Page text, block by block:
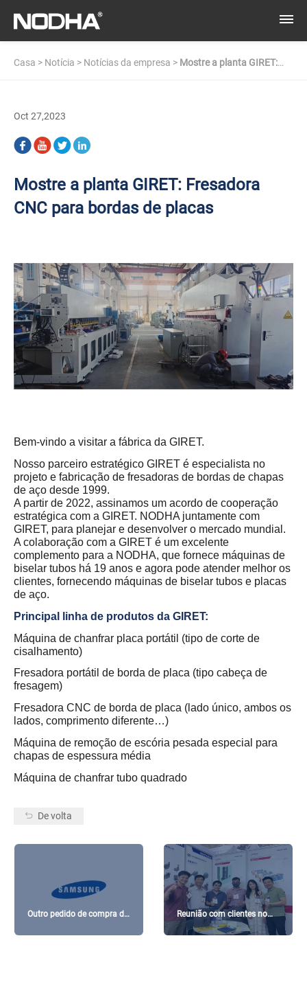
Casa > Notícia > Notícias da empresa > Mostre a planta GIRET:
Oct 27,2023
Mostre a planta GIRET: Fresadora
CNC para bordas de placas
Bem-vindo a visitar a fábrica da GIRET.
Nosso parceiro estratégico GIRET é especialista no
projeto e fabricação de fresadoras de bordas de chapas
de aço desde 1999.
A partir de 2022, assinamos um acordo de cooperação
estratégica com a GIRET. NODHA juntamente com
GIRET, para planejar e desenvolver o mercado mundial.
A colaboração com a GIRET é um excelente
complemento para a NODHA, que fornece máquinas de
biselar tubos há 19 anos e agora pode atender melhor os
clientes, fornecendo máquinas de biselar tubos e placas
de aço.
Principal linha de produtos da GIRET:
Máquina de chanfrar placa portátil (tipo de corte de
cisalhamento)
Fresadora portátil de borda de placa (tipo cabeça de
fresagem)
Fresadora CNC de borda de placa (lado único, ambos os
lados, comprimento diferente…)
Máquina de remoção de escória pesada especial para
chapas de espessura média
Máquina de chanfrar tubo quadrado
De volta
Outro pedido de compra da
Reunião com clientes no
Vietnã – visita NODHA